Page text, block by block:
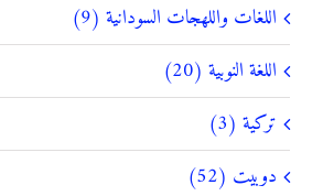
اللغات واللهجات السودانية (9)
اللغة النوبية (20)
تركية (3)
دوبيت (52)